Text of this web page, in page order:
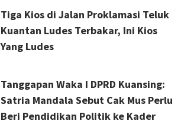
Tiga Kios di Jalan Proklamasi Teluk
Kuantan Ludes Terbakar, Ini Kios
Yang Ludes
Tanggapan Waka I DPRD Kuansing:
Satria Mandala Sebut Cak Mus Perlu
Beri Pendidikan Politik ke Kader